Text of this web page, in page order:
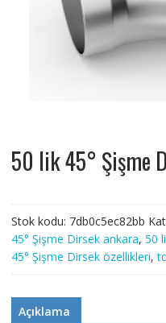
50 lik 45° Şişme
Stok kodu: 7db0c5ec82bb
45° Şişme Dirsek ankara, 50
45° Şişme Dirsek özellikleri,
Açıklama